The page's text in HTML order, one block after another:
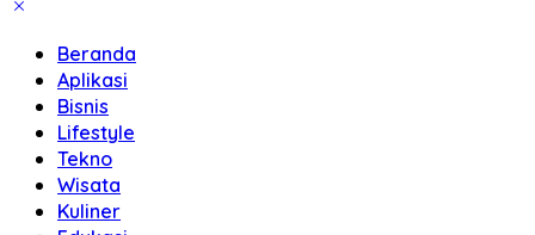
Beranda
Aplikasi
Bisnis
Lifestyle
Tekno
Wisata
Kuliner